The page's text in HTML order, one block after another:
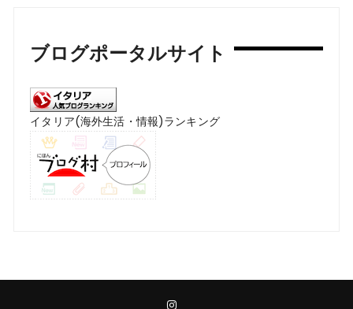
ブログポータルサイト
イタリア(海外生活・情報)ランキング